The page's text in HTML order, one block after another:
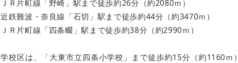
ＪＲ片町線「野崎」駅まで徒歩約26分（約2080ｍ）
近鉄難波・奈良線「石切」駅まで徒歩約44分（約3470ｍ）
ＪＲ片町線「四条畷」駅まで徒歩約38分（約2990ｍ）
学校区は、「大東市立四条小学校」まで徒歩約15分（約1160